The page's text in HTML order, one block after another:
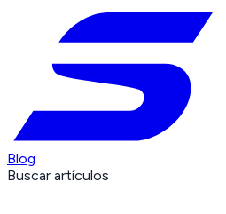
Blog
Buscar artículos